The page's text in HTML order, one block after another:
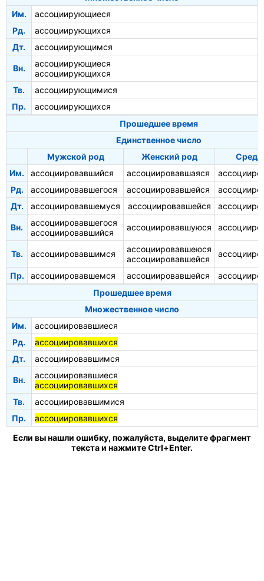
Им.
ассоциирующиеся
Рд.
ассоциирующихся
Дт.
ассоциирующимся
Вн.
ассоциирующиеся
ассоциирующихся
Тв.
ассоциирующимися
Пр.
ассоциирующихся
Прошедшее время
Единственное число
Мужской род
Женский род
Им.
ассоциировавшийся ассоциировавшаяся
Рд.
ассоциировавшегося ассоциировавшейся
Дт.
ассоциировавшемуся ассоциировавшейся
Вн.
ассоциировавшегося
ассоциировавшийся
ассоциировавшуюся
Тв. ассоциировавшимся
ассоциировавшеюся
ассоциировавшейся
Пр. ассоциировавшемся ассоциировавшейся
Прошедшее время
Множественное число
Им.
ассоциировавшиеся
Рд.
ассоциировавшихся
Дт.
ассоциировавшимся
Вн.
ассоциировавшиеся
ассоциировавшихся
Тв.
ассоциировавшимися
Пр.
ассоциировавшихся
Если вы нашли ошибку, пожалуйста, выделите фрагмент
текста и нажмите Ctrl+Enter.